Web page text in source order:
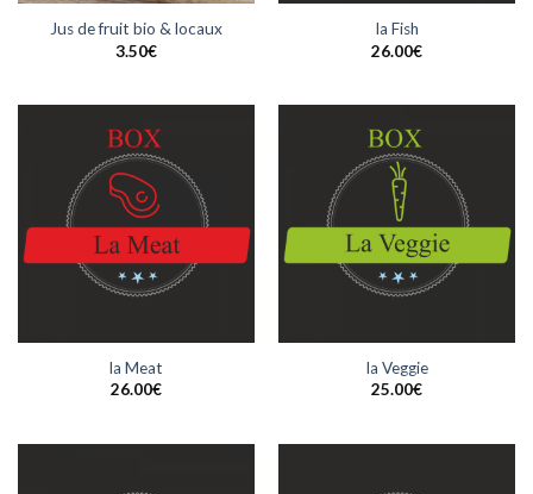
Jus de fruit bio & locaux
3.50€
la Fish
26.00€
la Meat
26.00€
la Veggie
25.00€